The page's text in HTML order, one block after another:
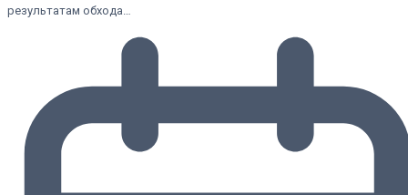
результатам обхода…